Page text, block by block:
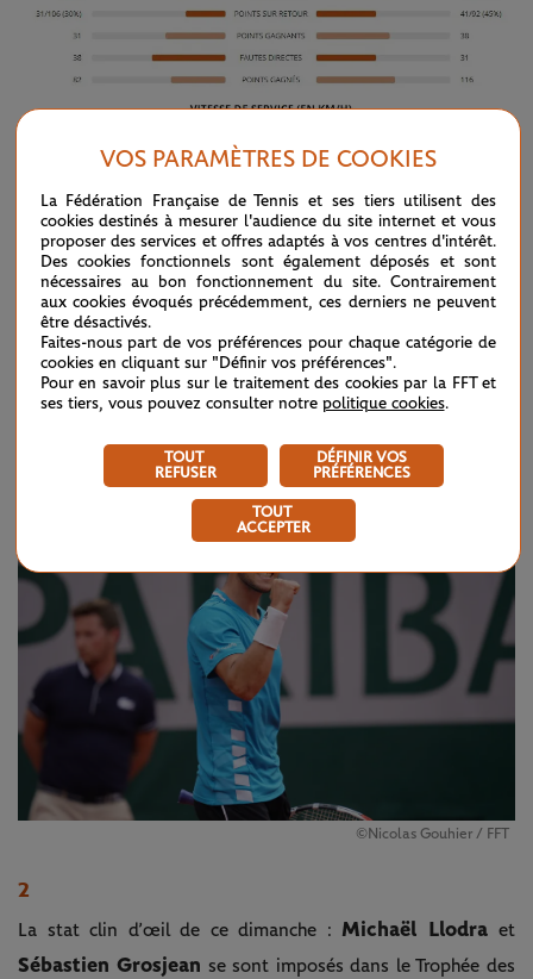
12-1
En tenant compte de cette quatrième rencontre parisienne
entre les deux hommes,
Rafael Nadal
mène désormais 12
sets à 1 contreDominic Thiemà Roland-Garros. Dans les
autres tournois sur terre battue, la domination de l'Espagnol
©Nicolas Gouhier / FFT
2
La stat clin d’œil de ce dimanche :Michaël Llodra et
Sébastien Grosjean se sont imposés dans le Trophée des
VOS PARAMÈTRES DE COOKIES
La Fédération Française de Tennis et ses tiers utilisent des
cookies destinés à mesurer l'audience du site internet et vous
proposer des services et offres adaptés à vos centres d'intérêt.
Des cookies fonctionnels sont également déposés et sont
nécessaires au bon fonctionnement du site. Contrairement
aux cookies évoqués précédemment, ces derniers ne peuvent
être désactivés.
Faites-nous part de vos préférences pour chaque catégorie de
cookies en cliquant sur "Définir vos préférences".
Pour en savoir plus sur le traitement des cookies par la FFT et
ses tiers, vous pouvez consulter notre politique cookies.
TOUT
REFUSER
DÉFINIR VOS
PRÉFÉRENCES
TOUT
ACCEPTER